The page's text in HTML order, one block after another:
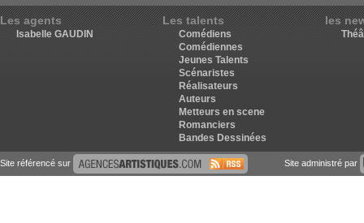
Les agents
Isabelle GAUDIN
Les talents
Comédiens
Comédiennes
Jeunes Talents
Scénaristes
Réalisateurs
Auteurs
Metteurs en scene
Romanciers
Bandes Dessinées
les
Site référencé sur Site administré par